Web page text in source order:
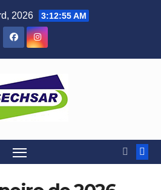
2026 3:12:56 AM